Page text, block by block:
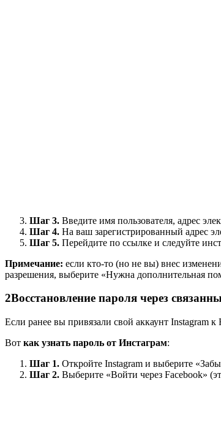
Шаг 3. Введите имя пользователя, адрес
Шаг 4. На ваш зарегистрированный адрес
Шаг 5. Перейдите по ссылке и следуйте
Примечание: если кто-то (но не вы) внес
разрешения, выберите «Нужна дополнительная
2Восстановление пароля через
Если ранее вы привязали свой аккаунт Instagram
Вот как узнать пароль от Инстаграм:
Шаг 1. Откройте Instagram и выберите
Шаг 2. Выберите «Войти через Facebook»